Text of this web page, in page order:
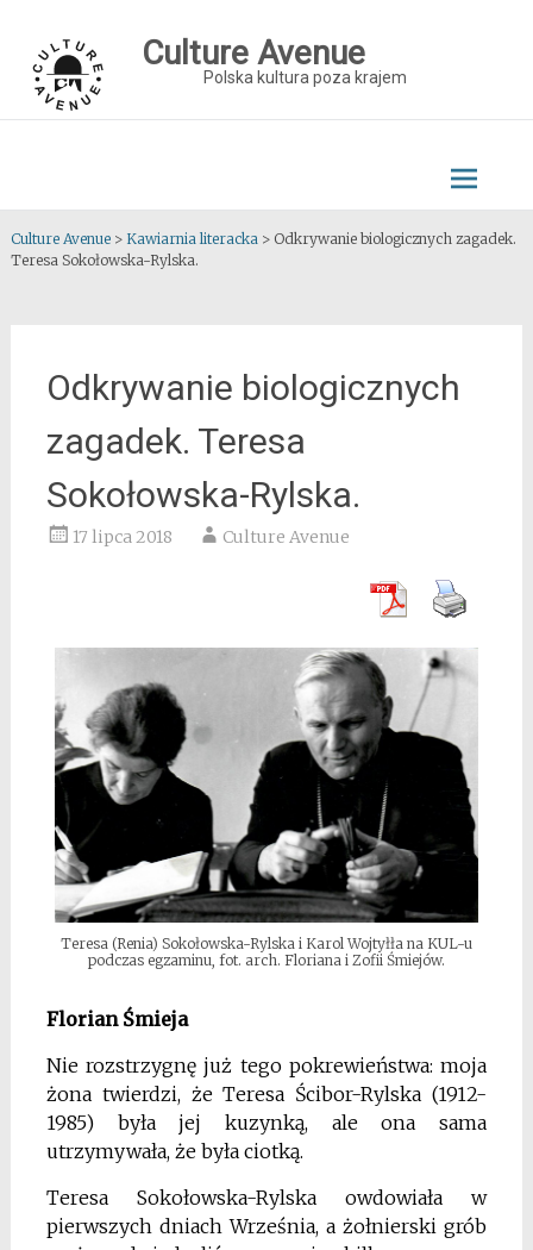
content
Culture Avenue
Polska kultura poza krajem
Culture Avenue> Kawiarnia literacka> Odkrywanie biologicznych zagadek.
Teresa Sokołowska-Rylska.
Odkrywanie biologicznych
zagadek. Teresa
Sokołowska-Rylska.
17 lipca 2018 Culture Avenue
Teresa (Renia) Sokołowska-Rylska i Karol Wojtyłła na KUL-u
podczas egzaminu, fot. arch. Floriana i Zofii Śmiejów.
Florian Śmieja
Nie rozstrzygnę już tego pokrewieństwa: moja
żona twierdzi, że Teresa Ścibor-Rylska (1912-
1985) była jej kuzynką, ale ona sama
utrzymywała, że była ciotką.
Teresa Sokołowska-Rylska owdowiała w
pierwszych dniach Września, a żołnierski grób